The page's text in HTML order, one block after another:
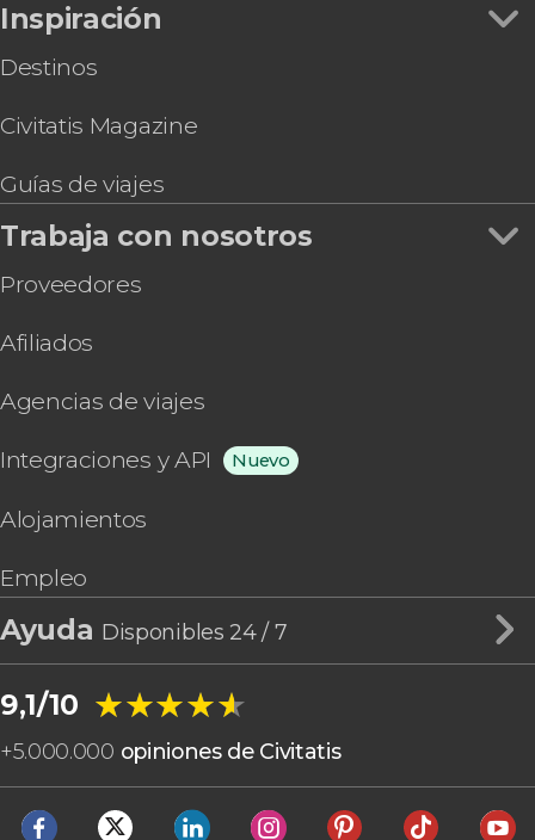
Inspiración
Destinos
Civitatis Magazine
Guías de viajes
Trabaja con nosotros
Proveedores
Afiliados
Agencias de viajes
Integraciones y API Nuevo
Alojamientos
Empleo
Ayuda Disponibles 24 / 7
9,1/10 ★★★★★
★★★★★
+5.000.000 opiniones de Civitatis